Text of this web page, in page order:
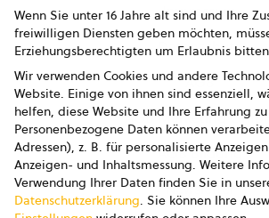
Impressum
Datenschutz
AGB
AGB Marketing
AGB Bildung
Newsletter
Wenn Sie unter 16 Jahre alt sind und Ihre
freiwilligen Diensten geben möchten,
Erziehungsberechtigten um Erlaubnis
Wir verwenden Cookies und andere
Website. Einige von ihnen sind essenziell,
helfen, diese Website und Ihre Erfahrung
Personenbezogene Daten können
Adressen), z. B. für personalisierte
Anzeigen- und Inhaltsmessung. Weitere
Verwendung Ihrer Daten finden Sie in
Datenschutzerklärung. Sie können Ihre